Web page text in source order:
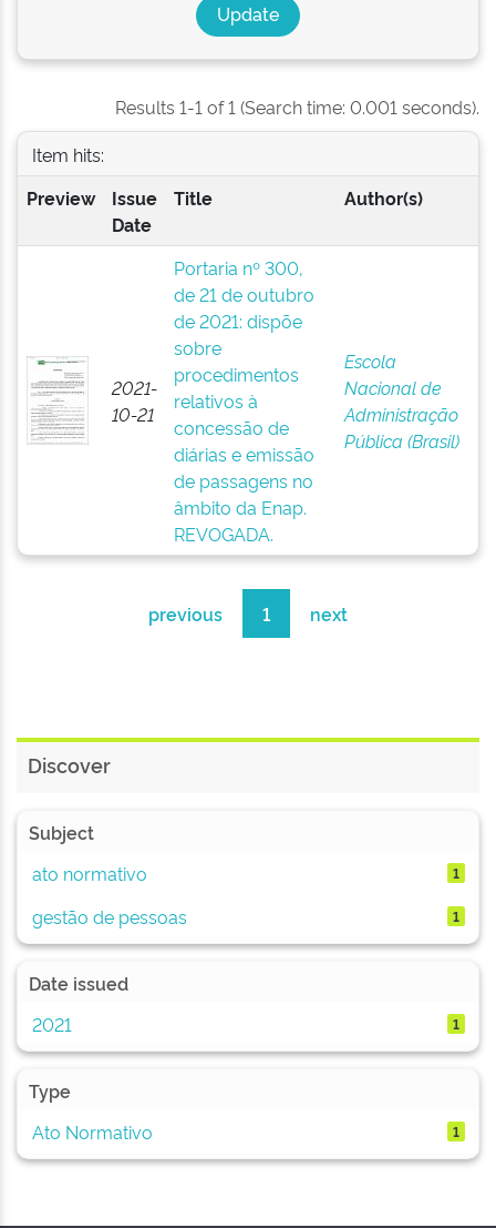
Results 1-1 of 1 (Search time: 0.001 seconds).
Item hits:
Preview
Issue
Date
Title Author(s)
2021-
10-21
Portaria nº 300,
de 21 de outubro
de 2021: dispõe
sobre
procedimentos
relativos à
concessão de
diárias e emissão
de passagens no
âmbito da Enap.
REVOGADA.
Escola
Nacional de
Administração
Pública (Brasil)
previous 1 next
Discover
Subject
ato normativo
1
gestão de pessoas 1
Date issued
2021
1
Type
Ato Normativo
1